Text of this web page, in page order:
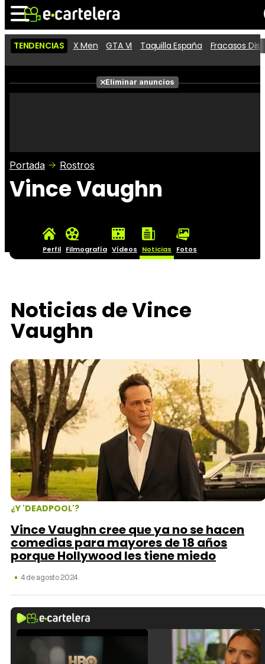
Noticias Cartelera
Películas
Críticas
TENDENCIAS X Men GTA VI Taquilla España Fracasos
Eliminar anuncios
Portada Rostros
Vince Vaughn
Perfil Filmografía Vídeos Noticias Fotos
Noticias de Vince
Vaughn
¿Y 'DEADPOOL'?
Vince Vaughn cree que ya no se hacen
comedias para mayores de 18 años
porque Hollywood les tiene miedo
4 de agosto 2024